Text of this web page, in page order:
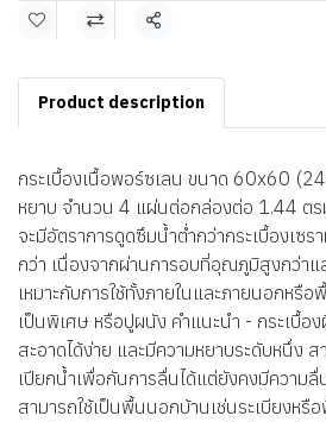
แชร์
Product description
กระเบื้องเนื้อพอร์ซเลน ขนาด 60x60
หยาบ จำนวน 4 แผ่นต่อกล่องต่อ 1.44 ตร
จะมีอัตราการดูดซึมน้ำต่ำกว่ากระเบื้องเซ
กว่า เนื่องจากผ่านการอบที่อุณภูมิสูงกว่าแ
เหมาะกับการใช้ทั้งภายในและภายนอกหรื
เป็นพิเศษ หรือปูผนัง คำแนะนำ - กระเบื้อ
สะอาดได้ง่าย และมีความหยาบระดับหนึ่ง
เปียกน้ำเพื่อกันการลื่นได้แต่ยังคงมีความลื่
สามารถใช้เป็นพื้นนอกบ้านเช่นระเบียงหรื